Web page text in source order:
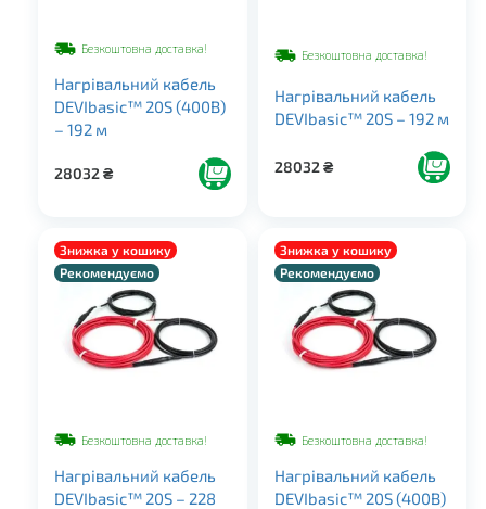
Безкоштовна доставка!
Нагрівальний кабель
DEVIbasic™ 20S (400В)
– 192 м
28032₴
Безкоштовна доставка!
Нагрівальний кабель
DEVIbasic™ 20S – 192 м
28032₴
Знижка у кошику
Рекомендуємо
Безкоштовна доставка!
Нагрівальний кабель
DEVIbasic™ 20S – 228
Знижка у кошику
Рекомендуємо
Безкоштовна доставка!
Нагрівальний кабель
DEVIbasic™ 20S (400В)